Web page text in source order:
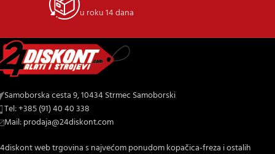
u roku 14 dana
Samoborska cesta 9, 10434 Strmec Samoborski
Tel: +385 (91) 40 40 338
Mail: prodaja@24diskont.com
web trgovina s najvećom ponudom kopačica-freza i ostalih